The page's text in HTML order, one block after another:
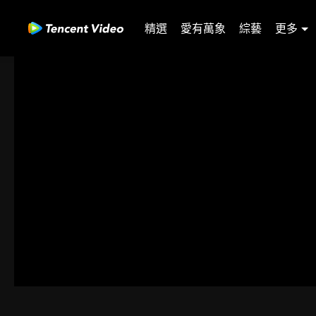
精選 愛有萬象 綜藝 更多